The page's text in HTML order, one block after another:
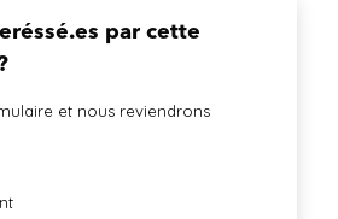
par cette
et nous reviendrons